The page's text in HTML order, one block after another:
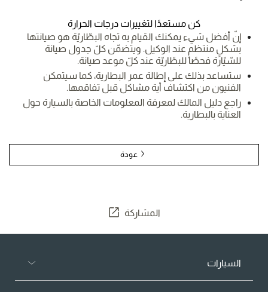
كن مستعدًا لتغييرات درجات الحرارة
إنّ أفضل شيء يمكنك القيام به تجاه البطّاريّة هو صيانتها
بشكلٍ منتظمٍ عند الوكيل. ويتضمّن كلّ جدول صيانة
للسّيّارة فحصًا للبطّاريّة عند كلّ موعد صيانة.
ستساعد بذلك على إطالة عمر البطارية، كما سيتمكن
الفنيون من اكتشاف أية مشاكل قبل تفاقمها.
راجع دليل المالك لمعرفة المعلومات الخاصة بالسيارة حول
العناية بالبطارية.
عودة
المشاركة
السيارات